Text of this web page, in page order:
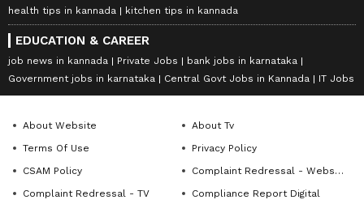
health tips in kannada
kitchen tips in kannada
EDUCATION & CAREER
job news in kannada Private Jobs
bank jobs in karnataka
Government jobs in karnataka
Central Govt Jobs in Kannada IT Jobs
About Website
About Tv
Terms Of Use
Privacy Policy
CSAM Policy
Complaint Redressal - Website
Complaint Redressal - TV
Compliance Report Digital